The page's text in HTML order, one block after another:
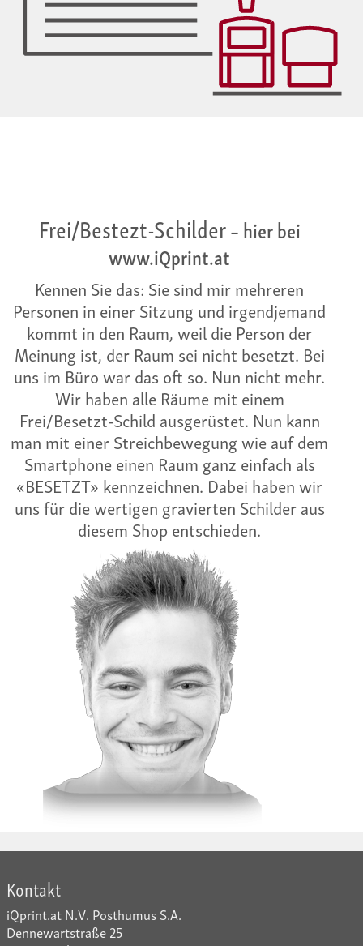
Frei/Bestezt-Schilder– hier bei
www.iQprint.at
Kennen Sie das: Sie sind mir mehreren
Personen in einer Sitzung und irgendjemand
kommt in den Raum, weil die Person der
Meinung ist, der Raum sei nicht besetzt. Bei
uns im Büro war das oft so. Nun nicht mehr.
Wir haben alle Räume mit einem
Frei/Besetzt-Schild ausgerüstet. Nun kann
man mit einer Streichbewegung wie auf dem
Smartphone einen Raum ganz einfach als
«BESETZT» kennzeichnen. Dabei haben wir
uns für die wertigen gravierten Schilder aus
diesem Shop entschieden.
Kontakt
iQprint.at N.V. Posthumus S.A.
Dennewartstraße 25